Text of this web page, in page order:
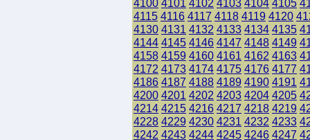
4100 4101 4102 4103 4104 4105
4115 4116 4117 4118 4119 4120
4130 4131 4132 4133 4134 4135
4144 4145 4146 4147 4148 4149
4158 4159 4160 4161 4162 4163
4172 4173 4174 4175 4176 4177
4186 4187 4188 4189 4190 4191
4200 4201 4202 4203 4204 4205
4214 4215 4216 4217 4218 4219
4228 4229 4230 4231 4232 4233
4242 4243 4244 4245 4246 4247